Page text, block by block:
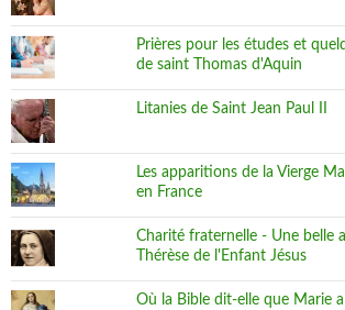
Prières pour les études et
de saint Thomas d'Aquin
Litanies de Saint Jean Paul II
Les apparitions de la Vierge
en France
Charité fraternelle - Une belle
Thérèse de l'Enfant Jésus
Où la Bible dit-elle que Marie a